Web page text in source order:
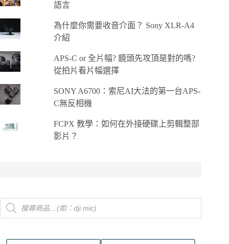
語言
為什麼你需要收音介面？ Sony XLR-A4
介紹
APS-C or 全片幅? 鏡頭先攻頂是對的嗎?
從拍片看片幅選擇
SONY A6700：索尼AI大法的第一台APS-
C無反相機
FCPX 教學：如何在外接硬碟上剪輯整部
影片？
Products
search